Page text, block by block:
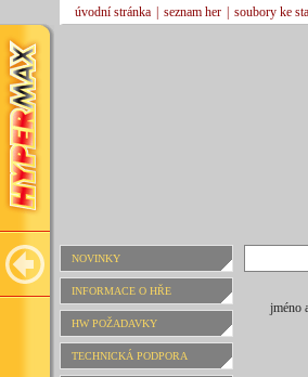
úvodní stránka seznam her soubory ke
NOVINKY
INFORMACE O HŘE
HW POŽADAVKY
TECHNICKÁ PODPORA
jméno